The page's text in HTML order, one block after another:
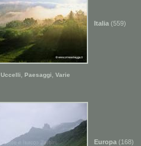
Italia (559)
Uccelli Paesaggi Varie
Europa (168)